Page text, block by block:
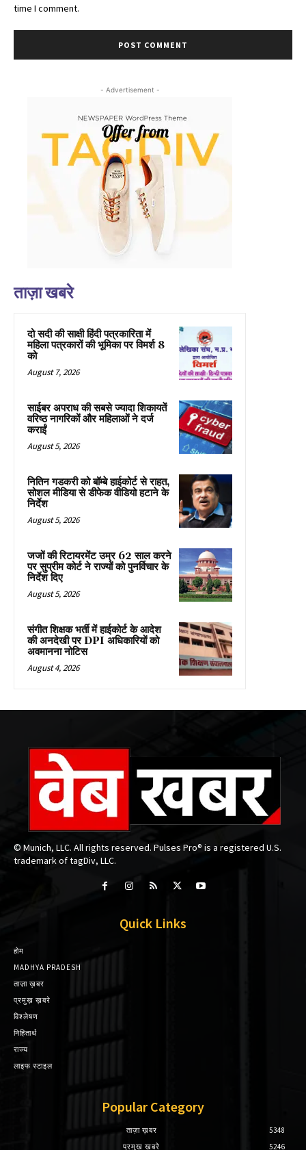
time I comment.
- Advertisement -
ताज़ा खबरे
दो सदी की साक्षी हिंदी पत्रकारिता में
महिला पत्रकारों की भूमिका पर विमर्श 8
को
August 7, 2026
साईबर अपराध की सबसे ज्यादा शिकायतें
वरिष्ठ नागरिकों और महिलाओं ने दर्ज
कराईं
August 5, 2026
नितिन गडकरी को बॉम्बे हाईकोर्ट से राहत,
सोशल मीडिया से डीफेक वीडियो हटाने के
निर्देश
August 5, 2026
जजों की रिटायरमेंट उम्र 62 साल करने
पर सुप्रीम कोर्ट ने राज्यों को पुनर्विचार के
निर्देश दिए
August 5, 2026
संगीत शिक्षक भर्ती में हाईकोर्ट के आदेश
की अनदेखी पर DPI अधिकारियों को
अवमानना नोटिस
August 4, 2026
© Munich, LLC. All rights reserved. Pulses Pro® is a registered U.S.
trademark of tagDiv, LLC.
Quick Links
होम
MADHYA PRADESH
ताज़ा ख़बर
प्रमुख़ ख़बरे
विश्लेषण
निहितार्थ
राज्य
लाइफ स्टाइल
Popular Category
ताज़ा ख़बर
5348
प्रमुख़ ख़बरे
5246